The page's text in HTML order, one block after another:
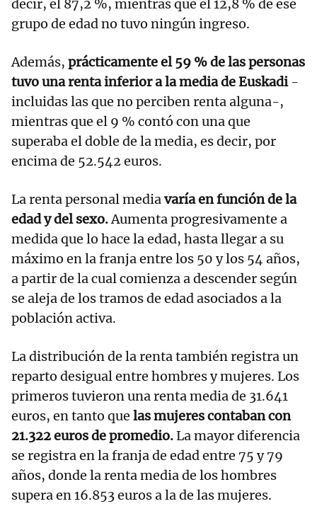
decir, el 87,2 %, mientras que el 12,8 % de ese
grupo de edad no tuvo ningún ingreso.
Además, prácticamente el 59 % de las personas
tuvo una renta inferior a la media de Euskadi-
incluidas las que no perciben renta alguna-,
mientras que el 9 % contó con una que
superaba el doble de la media, es decir, por
encima de 52.542 euros.
La renta personal mediavaría en función de la
edad y del sexo.Aumenta progresivamente a
medida que lo hace la edad, hasta llegar a su
máximo en la franja entre los 50 y los 54 años,
a partir de la cual comienza a descender según
se aleja de los tramos de edad asociados a la
población activa.
La distribución de la renta también registra un
reparto desigual entre hombres y mujeres. Los
primeros tuvieron una renta media de 31.641
euros, en tanto que las mujeres contaban con
21.322 euros de promedio.La mayor diferencia
se registra en la franja de edad entre 75 y 79
años, donde la renta media de los hombres
supera en 16.853 euros a la de las mujeres.